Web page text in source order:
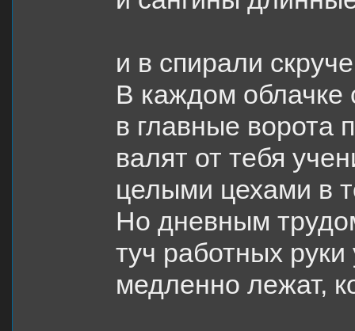
и в спирали
В каждом
в главные ворота
валят от тебя
целыми цехами в
Но дневным
туч работных
медленно лежат,